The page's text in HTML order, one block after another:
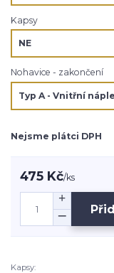
Kapsy
Nohavice - zakončení
Nejsme plátci DPH
475 Kč/ks
Kapsy: